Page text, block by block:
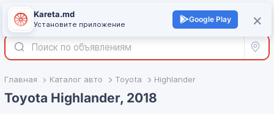
Войти +
Все
Главная Каталог авто Toyota Highlander
Toyota Highlander, 2018
×
Kareta.md
Установите приложение
Google Play